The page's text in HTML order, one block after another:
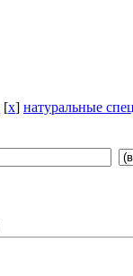
[x] натуральные